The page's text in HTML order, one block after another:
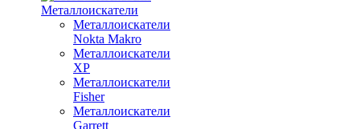
Металлоискатели
Металлоискатели
Nokta Makro
Металлоискатели
XP
Металлоискатели
Fisher
Металлоискатели
Garrett